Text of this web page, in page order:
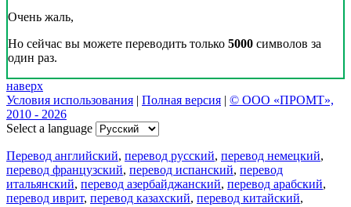
Очень жаль,
Но сейчас вы можете переводить только 5000 символов за
один раз.
наверх
Условия использования | Полная версия | © ООО «ПРОМТ»,
2010 - 2026
Select a language
Перевод английский, перевод русский, перевод немецкий,
перевод французский, перевод испанский, перевод
итальянский, перевод азербайджанский, перевод арабский,
перевод иврит, перевод казахский, перевод китайский,